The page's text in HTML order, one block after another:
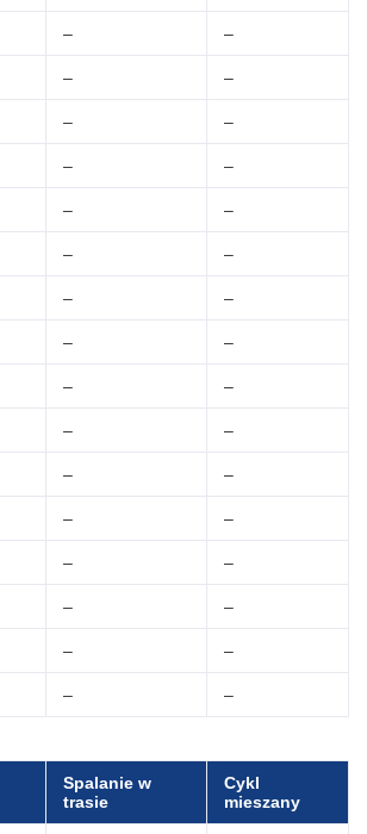
– –
– –
– –
– –
– –
– –
– –
– –
– –
– –
– –
– –
– –
– –
– –
– –
Spalanie w
trasie
Cykl
mieszany